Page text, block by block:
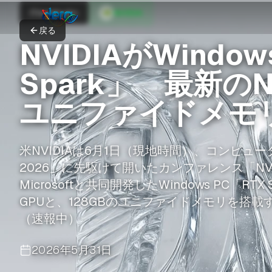
戻る
ITmedia AI+
NVIDIAが
Spark」 最新の
ユニファイドメモ
米NVIDIAは6月1日（現地時間）、コンピュ
2026」に先駆けて開いたカンファレンス「
Microsoftと共同開発したWindows PC「
GPUと、128GBのユニファイドメモリを搭
（速報中）
2026年5月31日